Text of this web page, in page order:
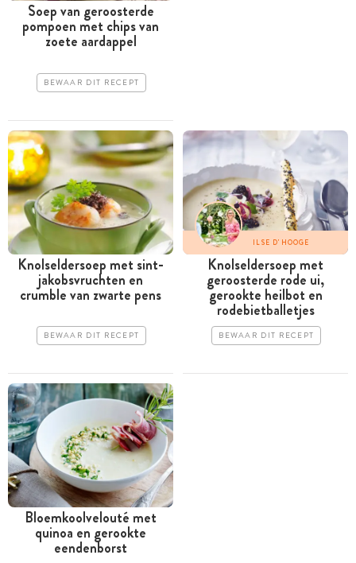
Soep van geroosterde
pompoen met chips van
zoete aardappel
BEWAAR DIT RECEPT
Knolseldersoep met sint-
jakobsvruchten en
crumble van zwarte pens
BEWAAR DIT RECEPT
ILSE D'HOOGE
Knolseldersoep met
geroosterde rode ui,
gerookte heilbot en
rodebietballetjes
BEWAAR DIT RECEPT
Bloemkoolvelouté met
quinoa en gerookte
eendenborst